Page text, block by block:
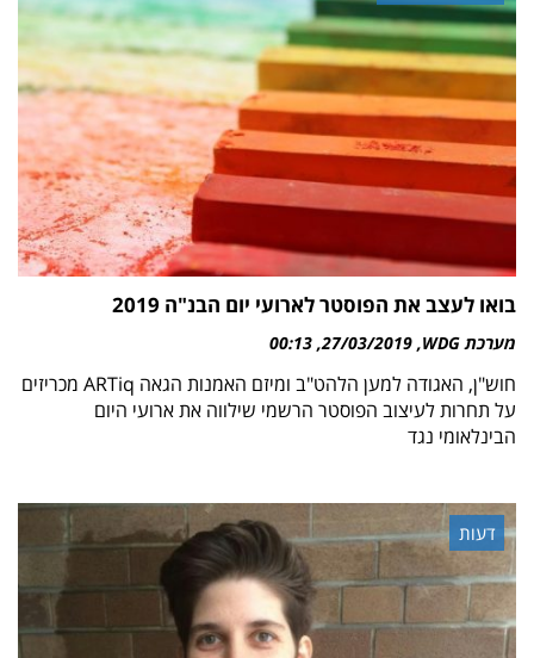
בואו לעצב את הפוסטר לארועי יום הבנ"ה 2019
מערכת WDG 27/03/2019
00:13
חוש"ן, האגודה למען הלהט"ב ומיזם האמנות הגאה ARTiq מכריזים
על תחרות לעיצוב הפוסטר הרשמי שילווה את ארועי היום
הבינלאומי נגד
דעות